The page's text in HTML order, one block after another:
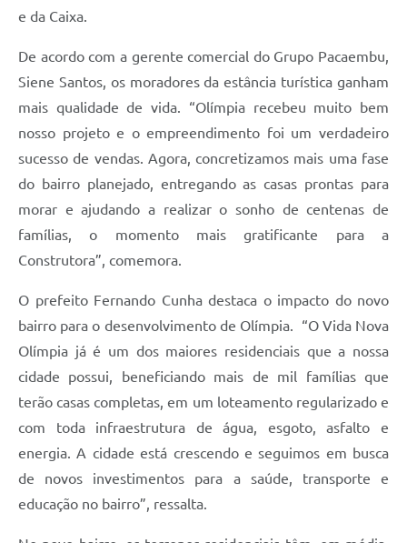
e da Caixa.
De acordo com a gerente comercial do Grupo Pacaembu,
Siene Santos, os moradores da estância turística ganham
mais qualidade de vida. “Olímpia recebeu muito bem
nosso projeto e o empreendimento foi um verdadeiro
sucesso de vendas. Agora, concretizamos mais uma fase
do bairro planejado, entregando as casas prontas para
morar e ajudando a realizar o sonho de centenas de
famílias, o momento mais gratificante para a
Construtora”, comemora.
O prefeito Fernando Cunha destaca o impacto do novo
bairro para o desenvolvimento de Olímpia. “O Vida Nova
Olímpia já é um dos maiores residenciais que a nossa
cidade possui, beneficiando mais de mil famílias que
terão casas completas, em um loteamento regularizado e
com toda infraestrutura de água, esgoto, asfalto e
energia. A cidade está crescendo e seguimos em busca
de novos investimentos para a saúde, transporte e
educação no bairro”, ressalta.